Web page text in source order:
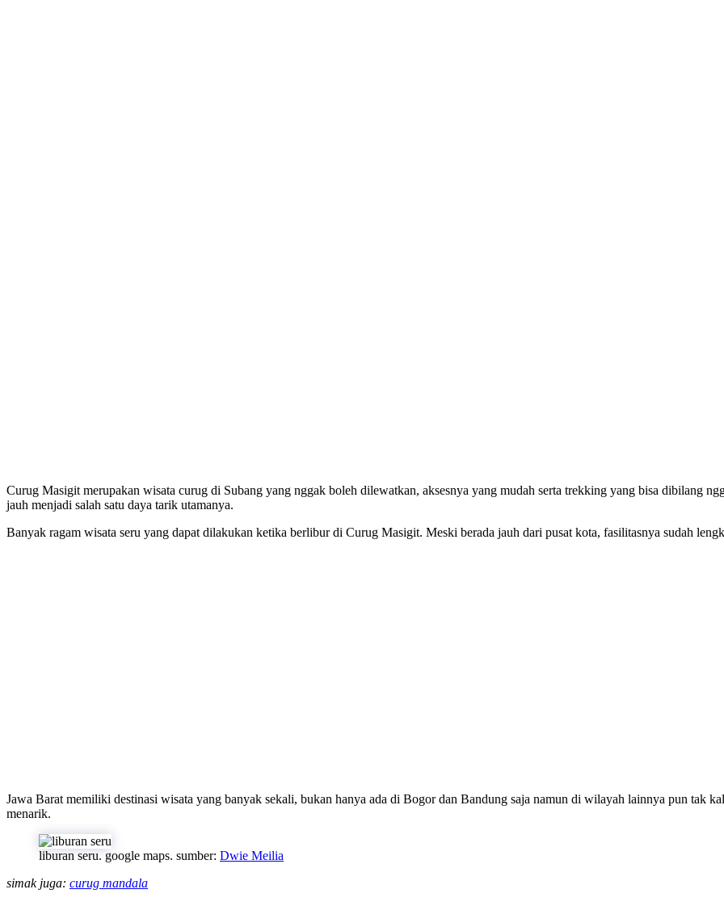
Curug Masigit merupakan wisata curug di Subang yang nggak boleh dilewatkan, aksesnya yang mudah serta trekking yang bisa dibilang
jauh menjadi salah satu daya tarik utamanya.
Banyak ragam wisata seru yang dapat dilakukan ketika berlibur di Curug Masigit. Meski berada jauh dari pusat kota, fasilitasnya sudah
Jawa Barat memiliki destinasi wisata yang banyak sekali, bukan hanya ada di Bogor dan Bandung saja namun di wilayah lainnya pun tak
menarik.
liburan seru. google maps. sumber: Dwie Meilia
simak juga: curug mandala